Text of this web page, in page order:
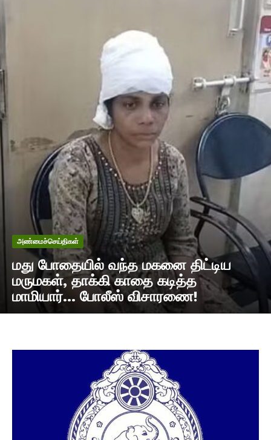
அண்மைச்செய்திகள்
மது போதையில் வந்த மகனை திட்டிய
மருமகள், தாக்கி காதை கடித்த
மாமியார்… போலீஸ் விசாரணை!